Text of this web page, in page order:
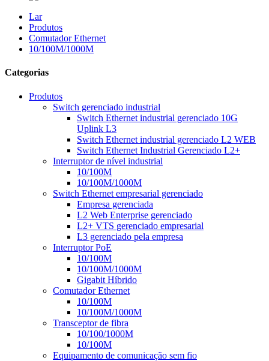
Lar
Produtos
Comutador Ethernet
10/100M/1000M
Categorias
Produtos
Switch gerenciado industrial
Switch Ethernet industrial gerenciado 10G
Uplink L3
Switch Ethernet industrial gerenciado L2 WEB
Switch Ethernet Industrial Gerenciado L2+
Interruptor de nível industrial
10/100M
10/100M/1000M
Switch Ethernet empresarial gerenciado
Empresa gerenciada
L2 Web Enterprise gerenciado
L2+ VTS gerenciado empresarial
L3 gerenciado pela empresa
Interruptor PoE
10/100M
10/100M/1000M
Gigabit Híbrido
Comutador Ethernet
10/100M
10/100M/1000M
Transceptor de fibra
10/100/1000M
10/100M
Equipamento de comunicação sem fio